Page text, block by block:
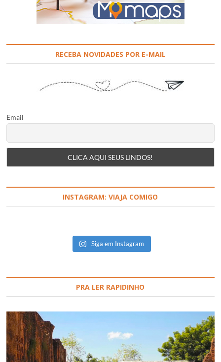
RECEBA NOVIDADES POR E-MAIL
Email
INSTAGRAM: VIAJA COMIGO
Siga em Instagram
PRA LER RAPIDINHO